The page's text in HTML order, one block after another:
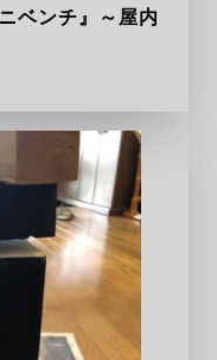
ベンチ』～屋内